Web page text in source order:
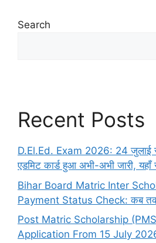
Search
Recent Posts
D.El.Ed. Exam 2026: 24 जुलाई से
एडमिट कार्ड हुआ अभी-अभी जारी,
Bihar Board Matric Inter
Payment Status Check: कब
Post Matric Scholarship
Application From 15 July